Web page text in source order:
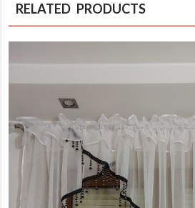
RELATED PRODUCTS